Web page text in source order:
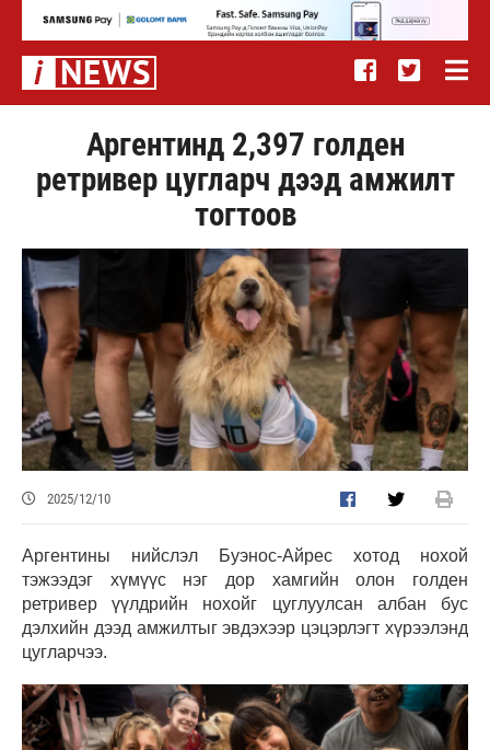
Аргентинд 2,397 голден
ретривер цугларч дээд амжилт
тогтоов
2025/12/10
Аргентины нийслэл Буэнос-Айрес хотод нохой
тэжээдэг хүмүүс нэг дор хамгийн олон голден
ретривер үүлдрийн нохойг цуглуулсан албан бус
дэлхийн дээд амжилтыг эвдэхээр цэцэрлэгт хүрээлэнд
цугларчээ.